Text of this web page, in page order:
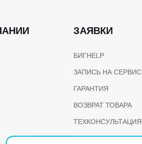
ЗАЯВКИ
БИГHELP
ЗАПИСЬ НА СЕРВИС
ГАРАНТИЯ
ВОЗВРАТ ТОВАРА
ТЕХКОНСУЛЬТАЦИЯ